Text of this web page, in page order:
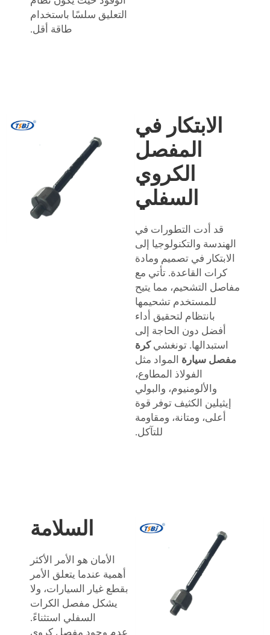
التعليق سلسًا باستخدام
طاقة أقل.
الابتكار في
المفصل
الكروي
السفلي
قد أدت التطورات في
الهندسة والتكنولوجيا إلى
الابتكار في تصميم ومادة
كرات القاعدة. تأتي مع
مفاصل التشحيم، مما يتيح
للمستخدم تشحيمها
بانتظام لتحقيق أداء
أفضل دون الحاجة إلى
استبدالها. تونغشيكرة
مفصل سيارة المواد مثل
الفولاذ المطاوع،
والألومنيوم، والبولي
إيثيلين الكثيف توفر قوة
أعلى، ومتانة، ومقاومة
للتآكل.
السلامة
الأمان هو الأمر الأكثر
أهمية عندما يتعلق الأمر
بقطع غيار السيارات، ولا
يشكل مفصل الكرات
السفلي استثناءً.
عدم وجود مفصل كروي